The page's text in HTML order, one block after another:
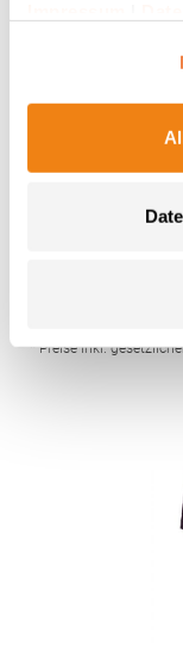
Geschlossener Zehenbereich Waffle-Optik
Amsterdam
* Preise inkl.